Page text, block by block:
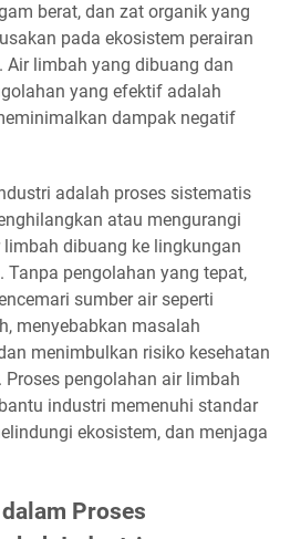
berat, dan zat organik yang
pada ekosistem perairan
Air limbah yang dibuang dan
yang efektif adalah
dampak negatif
adalah proses sistematis
atau mengurangi
dibuang ke lingkungan
pengolahan yang tepat,
sumber air seperti
menyebabkan masalah
menimbulkan risiko kesehatan
pengolahan air limbah
industri memenuhi standar
ekosistem, dan menjaga
Proses